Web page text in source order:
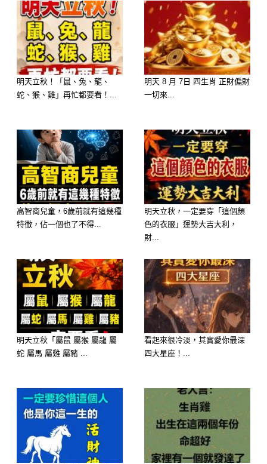
選擇 B：糖醋魚 ——【靈活優雅，左
右逢源】
幸福來源： 妳追求的是「生活品
質」。對妳來說，能自由安排時間、與
隱藏財庫： 妳的錢藏在**「人脈與口
才」裡。2026 年妳的貴人運極旺，多
參加聚會、多跟人交流，很多賺錢的機
會都是在聊天中「滑」進妳口袋的。
明天立秋！「鼠、兔、龍、
蛇、猴、雞」再忙都要看！...
明天 8 月 7日 四生肖 正財偏財
一切來...
高智商兒童，6歲前就有這幾種
特徵，佔一個也了不得...
明天立秋，一定要穿「這個顏
色的衣服」運勢大吉大利，
財...
明天立秋「屬鼠 屬猴 屬龍 屬
蛇 屬馬 屬雞 屬豬 ...
看起來很冷淡，其實愛你最深
四大星座！...